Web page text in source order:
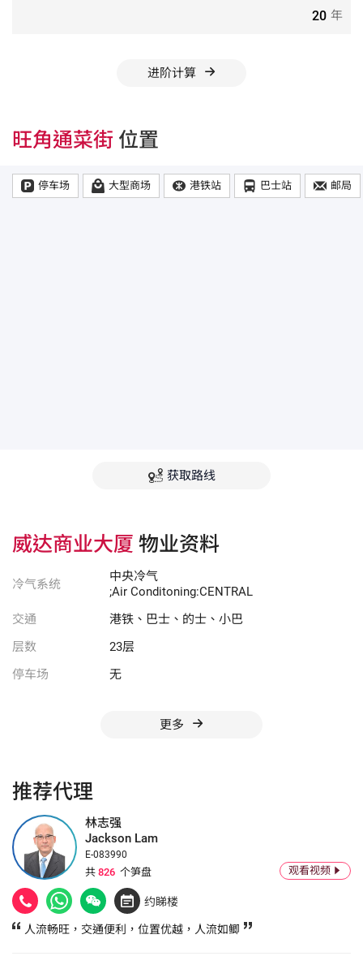
年
进阶计算
旺角通菜街 位置
停车场 大型商场 港铁站 巴士站 邮局
获取路线
推荐代理
林志强
Jackson Lam
E-083990
共 826 个笋盘 观看视频
约睇楼
人流畅旺，交通便利，位置优越，人流如鲫
威达商业大厦 物业资料
冷气系统
中央冷气
;Air Conditoning:CENTRAL
交通
港铁、巴士、的士、小巴
层数
23层
停车场
无
更多